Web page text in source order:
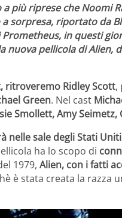
più riprese che Noomi
sorpresa, riportato da
in questi
nuova pellicola di
ritroveremo Ridley Scott,
Green. Nel cast
Smollett, Amy
nelle sale degli Stati
ha lo scopo di
1979, Alien, con i fatti
è stata creata la razza